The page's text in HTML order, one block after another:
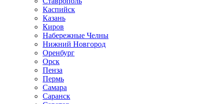
Каспийск
Казань
Киров
Набережные Челны
Нижний Новгород
Оренбург
Орск
Пенза
Пермь
Самара
Саранск